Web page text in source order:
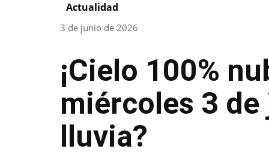
Actualidad
3 de junio de 2026
¡Cielo 100%
miércoles 3
lluvia?